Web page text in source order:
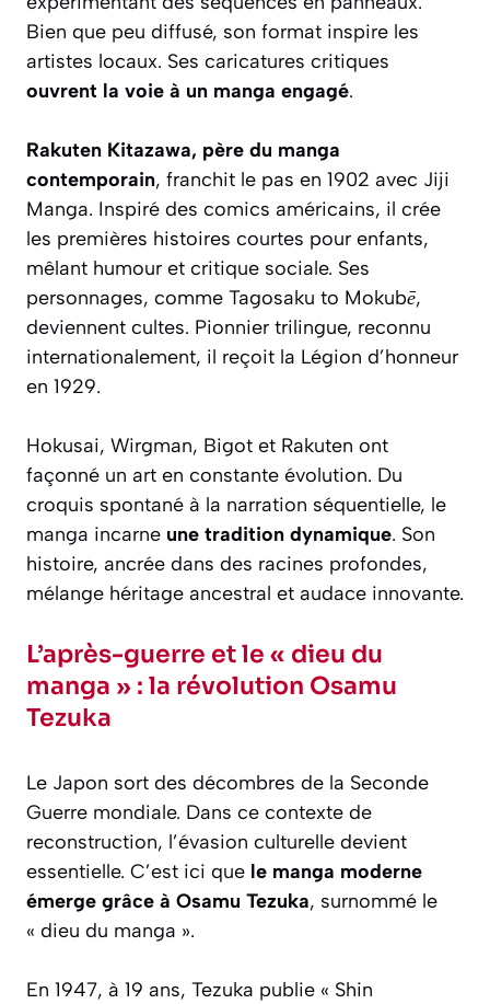
Bien que peu diffusé, son format inspire les
artistes locaux. Ses caricatures critiques
ouvrent la voie à un manga engagé.
Rakuten Kitazawa, père du manga
contemporain, franchit le pas en 1902 avec Jiji
Manga. Inspiré des comics américains, il crée
les premières histoires courtes pour enfants,
mêlant humour et critique sociale. Ses
personnages, comme Tagosaku to Mokubē,
deviennent cultes. Pionnier trilingue, reconnu
internationalement, il reçoit la Légion d’honneur
en 1929.
Hokusai, Wirgman, Bigot et Rakuten ont
façonné un art en constante évolution. Du
croquis spontané à la narration séquentielle, le
manga incarne une tradition dynamique. Son
histoire, ancrée dans des racines profondes,
mélange héritage ancestral et audace innovante.
L’après-guerre et le « dieu du
manga » : la révolution Osamu
Tezuka
Le Japon sort des décombres de la Seconde
Guerre mondiale. Dans ce contexte de
reconstruction, l’évasion culturelle devient
essentielle. C’est ici que le manga moderne
émerge grâce à Osamu Tezuka, surnommé le
« dieu du manga ».
En 1947, à 19 ans, Tezuka publie « Shin